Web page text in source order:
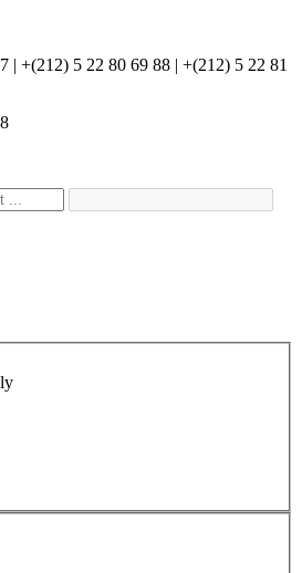
| +(212) 5 22 80 69 88 | +(212) 5 22 81